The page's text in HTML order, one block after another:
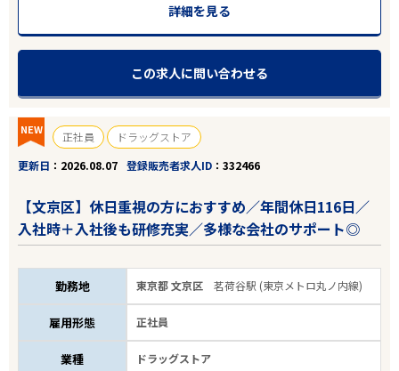
詳細を見る
この求人に問い合わせる
NEW 正社員
ドラッグストア
更新日
2026.08.07 登録販売者求人ID 332466
【文京区】休日重視の方におすすめ／年間休日116日／
入社時＋入社後も研修充実／多様な会社のサポート◎
勤務地 東京都 文京区茗荷谷駅 (東京メトロ丸ノ内線)
雇用形態 正社員
業種 ドラッグストア